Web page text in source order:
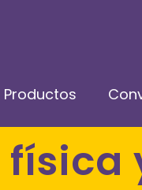
Productos
física